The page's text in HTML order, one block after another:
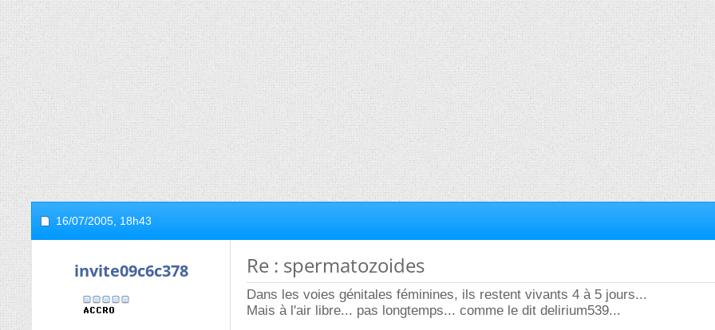
16/07/2005, 18h43
invite09c6c378 Re : spermatozoides
Dans les voies génitales féminines, ils restent vivants 4 à 5 jours...
Mais à l'air libre... pas longtemps... comme le dit delirium539...